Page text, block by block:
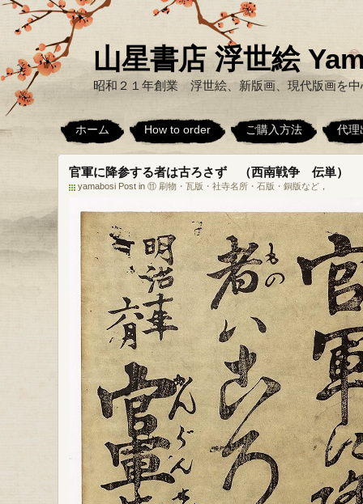
山星書店 浮世絵
昭和２１年創業 浮世絵、新版画、現代版画を
ホーム How to order ご購入方法 代理
官軍に降参する者は古ろさず （西南戦争 伝単）
yamabosi Post in ⑪ 刷物・瓦版・社寺名所・石版・銅版など ，